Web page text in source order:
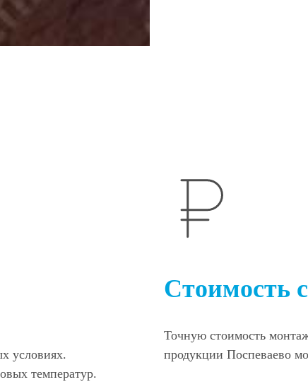
условиях.
температур.
Стоимость
Точную стоимость
продукции Поспеваево